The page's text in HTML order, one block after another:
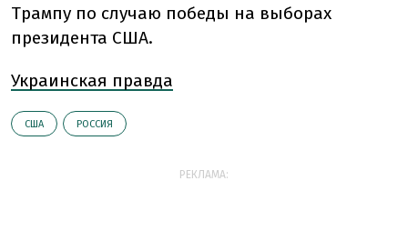
Трампу по случаю победы на выборах
президента США.
Украинская правда
США РОССИЯ
РЕКЛАМА: